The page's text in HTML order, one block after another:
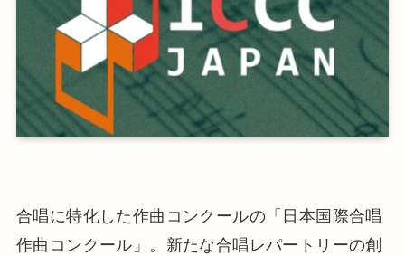
合唱に特化した作曲コンクールの「日本国際合唱
作曲コンクール」。新たな合唱レパートリーの創